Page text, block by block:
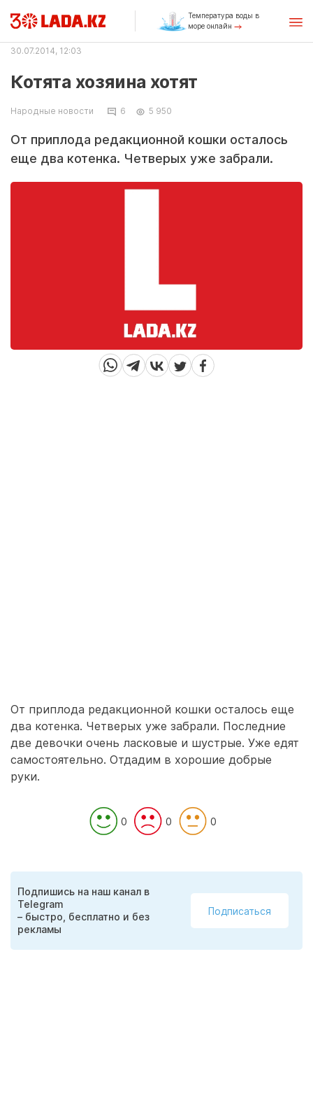
Температура воды в
море онлайн
30.07.2014, 12:03
Котята хозяина хотят
Народные новости 6 5 950
От приплода редакционной кошки осталось
еще два котенка. Четверых уже забрали.
От приплода редакционной кошки осталось еще
два котенка. Четверых уже забрали. Последние
две девочки очень ласковые и шустрые. Уже едят
самостоятельно. Отдадим в хорошие добрые
руки.
0 0 0
Подпишись на наш канал в
Telegram
– быстро, бесплатно и без
рекламы
Подписаться